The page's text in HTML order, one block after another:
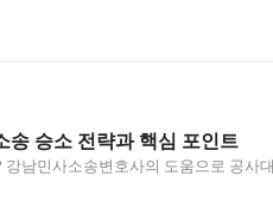
송 승소 전략과 핵심 포인트
남민사소송변호사의 도움으로 공